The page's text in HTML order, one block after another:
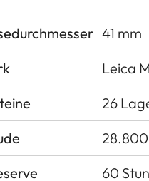
41 mm
Leica
26
60